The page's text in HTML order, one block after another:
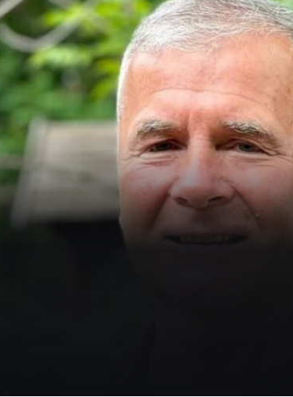
лікаря з